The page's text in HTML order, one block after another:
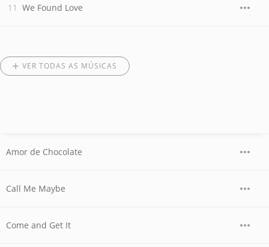
We Found Love
VER TODAS AS MÚSICAS
Amor de Chocolate
Call Me Maybe
Come and Get It